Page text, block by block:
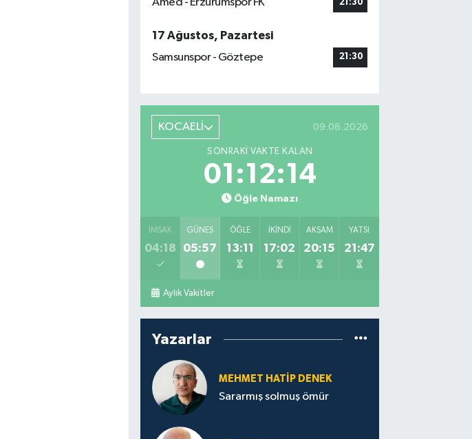
Amed - Erzurumspor FK 21:30
17 Ağustos, Pazartesi
Samsunspor - Göztepe
21:30
KOCAELİ 09.08.2026
SONRAKI VAKTE KALAN
01:12:13
Öğle Namazı
İMSAK
04:18
GÜNEŞ
05:57
ÖĞLE
13:11
İKINDI
17:02
AKŞAM
20:15
YATSI
21:47
Aylık Vakitler
Yazarlar
MEHMET HATİP DENEK
Sararmış solmuş ömür